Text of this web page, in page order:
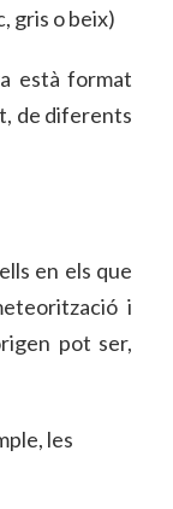
gris o beix)
està format
de diferents
en els que
i
pot ser,
les